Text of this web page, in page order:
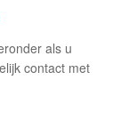
als u
contact met